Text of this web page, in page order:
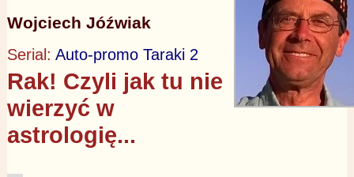
Wojciech Jóźwiak
Serial: Auto-promo Taraki 2
Rak! Czyli jak tu nie
wierzyć w
astrologię...